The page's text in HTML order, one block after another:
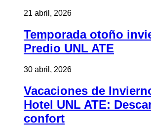
21 abril, 2026
Temporada otoño
Predio UNL ATE
30 abril, 2026
Vacaciones de
Hotel UNL ATE:
confort